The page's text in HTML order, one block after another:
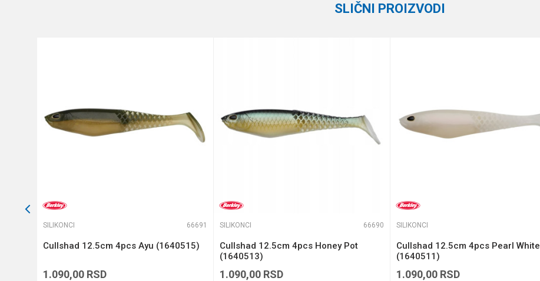
POŠALJI
SLIČNI PROIZVODI
SILIKONCI 66691
Cullshad 12.5cm 4pcs Ayu (1640515)
1.090,00 RSD
SILIKONCI 66690
Cullshad 12.5cm 4pcs Honey Pot
(1640513)
1.090,00 RSD
SILIKONCI
Cullshad 12.5cm 4pcs Pearl White
(1640511)
1.090,00 RSD